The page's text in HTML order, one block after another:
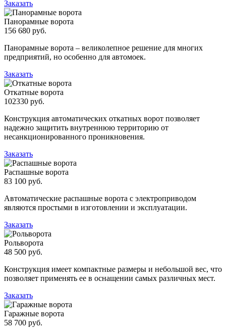
Заказать
Панорамные ворота
156 680 руб.
Панорамные ворота – великолепное решение для многих
предприятий, но особенно для автомоек.
Заказать
Откатные ворота
102330 руб.
Конструкция автоматических откатных ворот позволяет
надежно защитить внутреннюю территорию от
несанкционированного проникновения.
Заказать
Распашные ворота
83 100 руб.
Автоматические распашные ворота с электроприводом
являются простыми в изготовлении и эксплуатации.
Заказать
Рольворота
48 500 руб.
Конструкция имеет компактные размеры и небольшой вес, что
позволяет применять ее в оснащении самых различных мест.
Заказать
Гаражные ворота
58 700 руб.